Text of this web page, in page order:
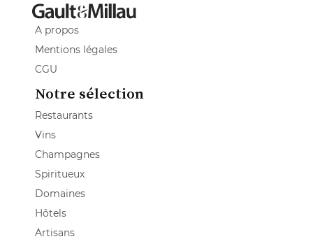
A propos
Mentions légales
CGU
Notre sélection
Restaurants
Vins
Champagnes
Spiritueux
Domaines
Hôtels
Artisans